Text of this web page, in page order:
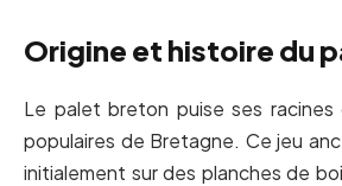
Origine et histoire du
Le palet breton puise ses racines
populaires de Bretagne. Ce jeu
initialement sur des planches de